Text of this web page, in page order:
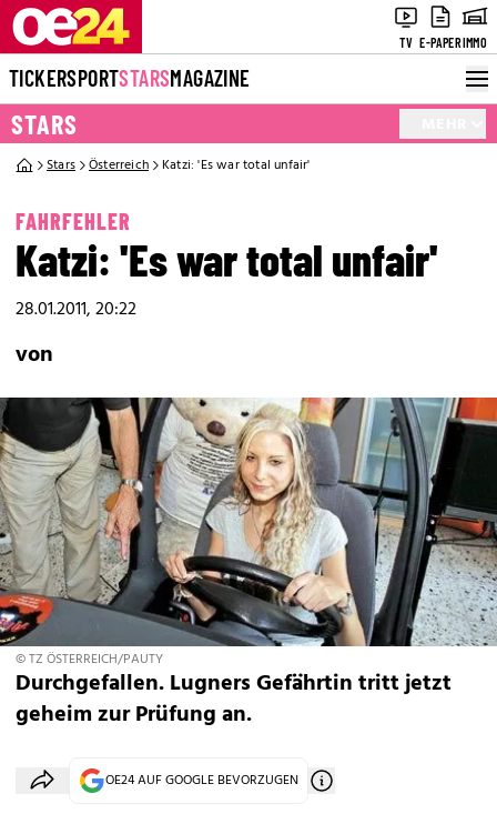
TV E-PAPERIMMO
TICKERSPORTSTARSMAGAZINE
STARS
Stars Österreich Katzi: 'Es war total unfair'
FAHRFEHLER
Katzi: 'Es war total unfair'
28.01.2011, 20:22
von
© TZ ÖSTERREICH/PAUTY
Durchgefallen. Lugners Gefährtin tritt jetzt
geheim zur Prüfung an.
OE24 AUF GOOGLE BEVORZUGEN